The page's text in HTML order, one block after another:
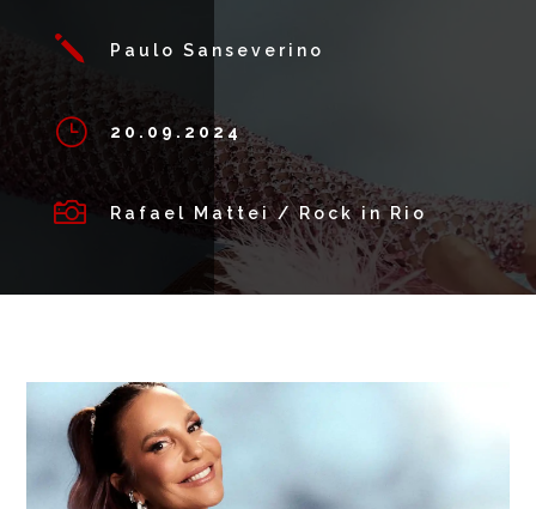
j Paulo Sanseverino
} 20.09.2024
 Rafael Mattei / Rock in Rio